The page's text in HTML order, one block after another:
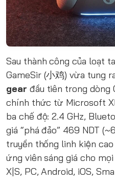
Sau thành công của loạt
GameSir (小鸡) vừa tung
gear đầu tiên trong dòng
chính thức từ Microsoft
ba chế độ: 2.4 GHz,
giá “phá đảo” 469 NDT
truyền thống linh kiện
ứng viên sáng giá cho
X|S, PC, Android, iOS,